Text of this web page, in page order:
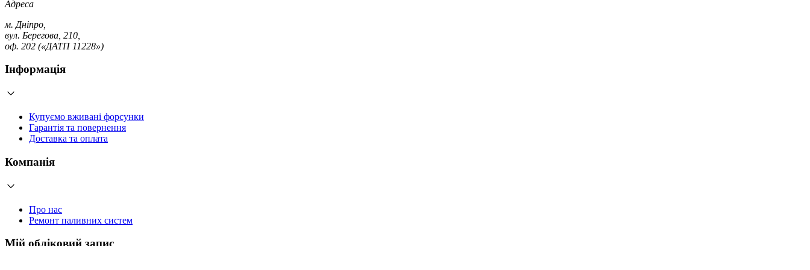
Адреса
м. Дніпро,
вул. Берегова, 210,
оф. 202 («ДАТП 11228»)
Інформація
Купуємо вживані форсунки
Гарантія та повернення
Доставка та оплата
Компанія
Про нас
Ремонт паливних систем
Мій обліковий запис